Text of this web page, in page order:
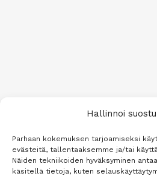
Hallinnoi
Parhaan kokemuksen tarjoamiseksi
evästeitä, tallentaaksemme ja/tai
Näiden tekniikoiden hyväksyminen
käsitellä tietoja, kuten